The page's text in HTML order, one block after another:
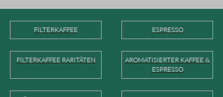
FILTERKAFFEE ESPRESSO
FILTERKAFFEE RARITÄTEN
AROMATISIERTER KAFFEE &
ESPRESSO